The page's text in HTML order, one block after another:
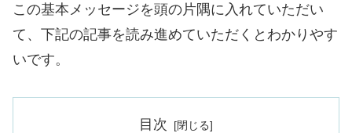
この基本メッセージを頭の片隅に入れていただい
て、下記の記事を読み進めていただくとわかりやす
いです。
目次